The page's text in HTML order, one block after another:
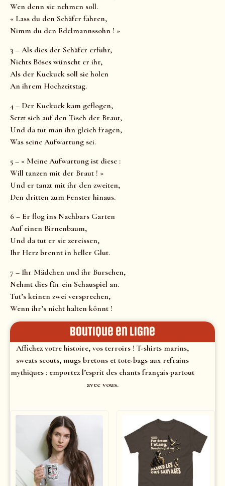
Wen denn sie nehmen soll.
« Lass du den Schäfer fahren,
Nimm du den Edelmannssohn ! »
3 – Als dies der Schäfer erfuhr,
Nichts Böses wünscht er ihr,
Als der Kuckuck soll sie holen
An ihrem Hochzeitstag.
4 – Der Kuckuck kam geflogen,
Setzt sich auf den Tisch der Braut,
Und da tut man ihn gleich fragen,
Was seine Aufwartung sei.
5 – « Meine Aufwartung ist diese :
Will tanzen mit der Braut ! »
Und er tanzt mit ihr den zweiten,
Den dritten zum Fenster hinaus.
6 – Er flog ins Nachbars Garten
Auf einen Birnenbaum,
Und da tut er sie zereissen,
Ihr Herz brennt in heller Glut.
7 – Ihr Mädchen und ihr Burschen,
Nehmt dies für ein Schauspiel an.
Tut’s keinen zwei versprechen,
Wenn ihr’s nicht halten könnt !
Boutique en ligne
Affichez votre histoire, vos terroirs ! T-shirts marins,
sweats scouts, mugs bretons et tote-bags aux refrains
mythiques : emportez l’esprit des chants français partout
avec vous.